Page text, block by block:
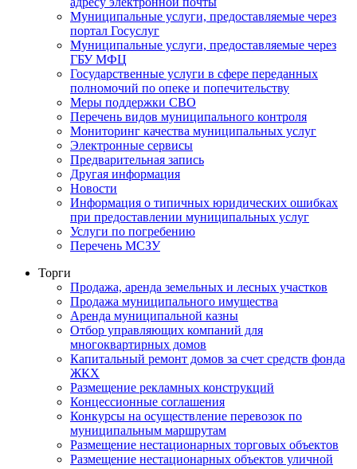
Муниципальные услуги, предоставляемые через
портал Госуслуг
Муниципальные услуги, предоставляемые через
ГБУ МФЦ
Государственные услуги в сфере переданных
полномочий по опеке и попечительству
Меры поддержки СВО
Перечень видов муниципального контроля
Мониторинг качества муниципальных услуг
Электронные сервисы
Предварительная запись
Другая информация
Новости
Информация о типичных юридических ошибках
при предоставлении муниципальных услуг
Услуги по погребению
Перечень МСЗУ
Торги
Продажа, аренда земельных и лесных участков
Продажа муниципального имущества
Аренда муниципальной казны
Отбор управляющих компаний для
многоквартирных домов
Капитальный ремонт домов за счет средств фонда
ЖКХ
Размещение рекламных конструкций
Концессионные соглашения
Конкурсы на осуществление перевозок по
муниципальным маршрутам
Размещение нестационарных торговых объектов
Размещение нестационарных объектов уличной